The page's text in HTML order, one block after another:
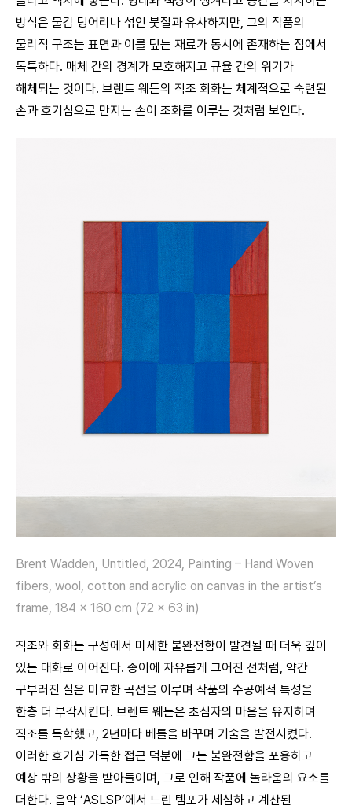
방식은 물감 덩어리나 섞인 붓질과 유사하지만, 그의 작품의
물리적 구조는 표면과 이를 덮는 재료가 동시에 존재하는 점에서
독특하다. 매체 간의 경계가 모호해지고 규율 간의 위기가
해체되는 것이다. 브렌트 웨든의 직조 회화는 체계적으로 숙련된
손과 호기심으로 만지는 손이 조화를 이루는 것처럼 보인다.
Brent Wadden, Untitled, 2024, Painting – Hand Woven
fibers, wool, cotton and acrylic on canvas in the artist’s
frame, 184 x 160 cm (72 x 63 in)
직조와 회화는 구성에서 미세한 불완전함이 발견될 때 더욱 깊이
있는 대화로 이어진다. 종이에 자유롭게 그어진 선처럼, 약간
구부러진 실은 미묘한 곡선을 이루며 작품의 수공예적 특성을
한층 더 부각시킨다. 브렌트 웨든은 초심자의 마음을 유지하며
직조를 독학했고, 2년마다 베틀을 바꾸며 기술을 발전시켰다.
이러한 호기심 가득한 접근 덕분에 그는 불완전함을 포용하고
예상 밖의 상황을 받아들이며, 그로 인해 작품에 놀라움의 요소를
더한다. 음악 ‘ASLSP’에서 느린 템포가 세심하고 계산된